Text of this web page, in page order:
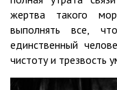
жертва такого
выполнять все,
единственный
чистоту и трезвость